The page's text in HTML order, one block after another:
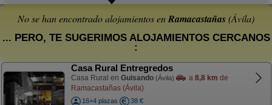
No se han encontrado alojamientos enRamacastañas(Ávila)
... PERO, TE SUGERIMOS ALOJAMIENTOS CERCANOS
:
Casa Rural Entregredos
Casa Rural en Guisando (Ávila) a 8,8 km de
Ramacastañas (Ávila)
16+4 plazas
38 €